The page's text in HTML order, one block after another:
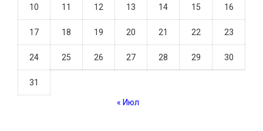
10 11 12 13 14 15 16
17 18 19 20 21 22 23
24 25 26 27 28 29 30
31
« Июл